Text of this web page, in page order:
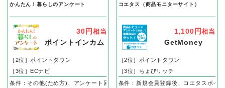
かんたん！暮らしのアンケート
30円 相当
ポイントインカム
［2位］ポイントタウン
［3位］ECナビ
条件：その他(ため方)、アンケート回答完了で
コエタス（商品モニターサイト）
1,100円相当
GetMoney
［2位］ポイントタウン
［3位］ちょびリッチ
条件：新規会員登録後、コエタスポイ